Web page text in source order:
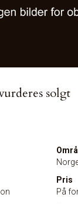
solgt
Pris
På